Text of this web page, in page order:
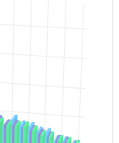
ranges from